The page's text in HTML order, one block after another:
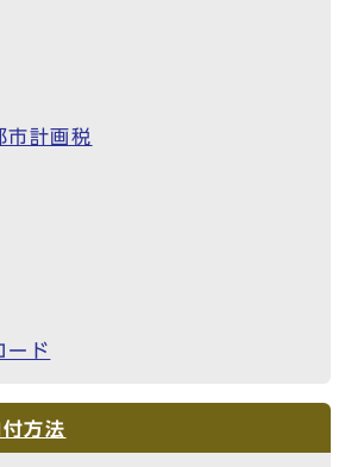
市計画税
ード
方法